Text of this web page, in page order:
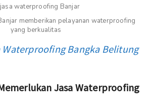
memberikan pelayanan waterproofing
yang berkualitas
Waterproofing Bangka Belitung
Jasa Waterproofing